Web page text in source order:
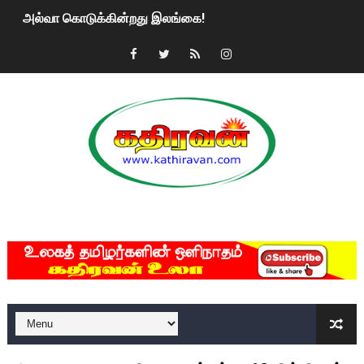
அல்வா கொடுக்கின்றது இலங்கை!
2ஆம் நாள் உக்ரைன் யுத்தம்!! எங்களைத் தனிமையில்
மகிந்த ராஜபக்சே பதவி விலக திட்டம்?
ரவுடி பேபிக்கு நடந்த தரமான சம்பவம்.. ஆபாச வீடியோக்களால்
குண்டை தூக்கிப்போட்ட ஆய்வு…. இந்தியாவின் “கோவிஷீல்டு”
யாழில் தமிழின தலைவர் பிரபாகரனின் பிறந்தநாளை
ஏர்போர்ட்டில் உதைத்த நபர் யார், என்ன நடந்தது?: உண்மையை
சீனா இலங்கையிடம் 8 மில்லியன் அமெரிக்க டொலர் நட்டஈடு